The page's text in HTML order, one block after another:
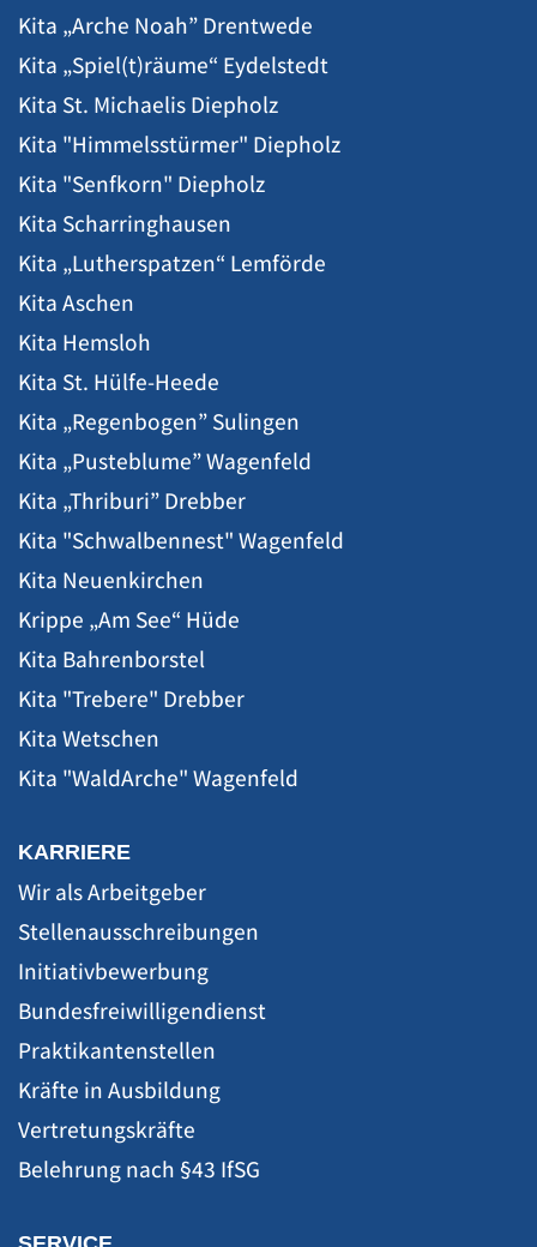
Kita „Arche Noah” Drentwede
Kita „Spiel(t)räume“ Eydelstedt
Kita St. Michaelis Diepholz
Kita "Himmelsstürmer" Diepholz
Kita "Senfkorn" Diepholz
Kita Scharringhausen
Kita „Lutherspatzen“ Lemförde
Kita Aschen
Kita Hemsloh
Kita St. Hülfe-Heede
Kita „Regenbogen” Sulingen
Kita „Pusteblume” Wagenfeld
Kita „Thriburi” Drebber
Kita "Schwalbennest" Wagenfeld
Kita Neuenkirchen
Krippe „Am See“ Hüde
Kita Bahrenborstel
Kita "Trebere" Drebber
Kita Wetschen
Kita "WaldArche" Wagenfeld
KARRIERE
Wir als Arbeitgeber
Stellenausschreibungen
Initiativbewerbung
Bundesfreiwilligendienst
Praktikantenstellen
Kräfte in Ausbildung
Vertretungskräfte
Belehrung nach §43 IfSG